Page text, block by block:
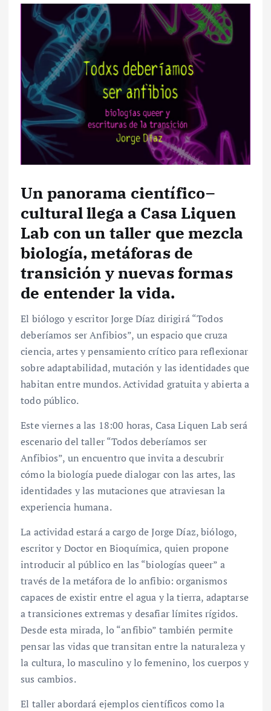
Un panorama científico–
cultural llega a Casa Liquen
Lab con un taller que mezcla
biología, metáforas de
transición y nuevas formas
de entender la vida.
El biólogo y escritor Jorge Díaz dirigirá “Todos
deberíamos ser Anfibios”, un espacio que cruza
ciencia, artes y pensamiento crítico para reflexionar
sobre adaptabilidad, mutación y las identidades que
habitan entre mundos. Actividad gratuita y abierta a
todo público.
Este viernes a las 18:00 horas, Casa Liquen Lab será
escenario del taller “Todos deberíamos ser
Anfibios”, un encuentro que invita a descubrir
cómo la biología puede dialogar con las artes, las
identidades y las mutaciones que atraviesan la
experiencia humana.
La actividad estará a cargo de Jorge Díaz, biólogo,
escritor y Doctor en Bioquímica, quien propone
introducir al público en las “biologías queer” a
través de la metáfora de lo anfibio: organismos
capaces de existir entre el agua y la tierra, adaptarse
a transiciones extremas y desafiar límites rígidos.
Desde esta mirada, lo “anfibio” también permite
pensar las vidas que transitan entre la naturaleza y
la cultura, lo masculino y lo femenino, los cuerpos y
sus cambios.
El taller abordará ejemplos científicos como la